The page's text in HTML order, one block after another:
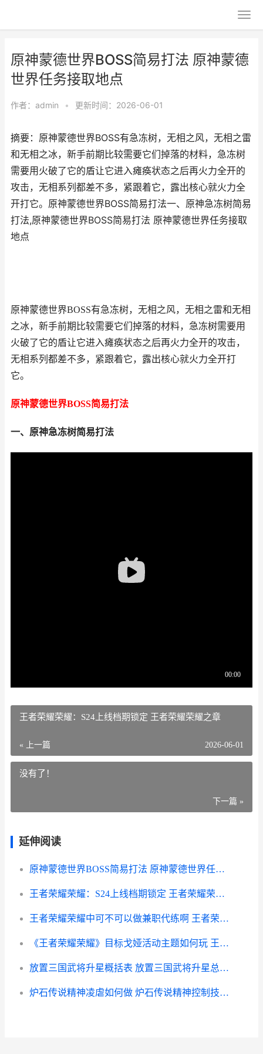
原神蒙德世界BOSS简易打法 原神蒙德
世界任务接取地点
作者： admin • 更新时间：2026-06-01
摘要：原神蒙德世界BOSS有急冻树，无相之风，无相之雷
和无相之冰，新手前期比较需要它们掉落的材料，急冻树
需要用火破了它的盾让它进入瘫痪状态之后再火力全开的
攻击，无相系列都差不多，紧跟着它，露出核心就火力全
开打它。原神蒙德世界BOSS简易打法一、原神急冻树简易
打法,原神蒙德世界BOSS简易打法 原神蒙德世界任务接取
地点
原神蒙德世界BOSS有急冻树，无相之风，无相之雷和无相
之冰，新手前期比较需要它们掉落的材料，急冻树需要用
火破了它的盾让它进入瘫痪状态之后再火力全开的攻击，
无相系列都差不多，紧跟着它，露出核心就火力全开打
它。
原神蒙德世界BOSS简易打法
一、原神急冻树简易打法
王者荣耀荣耀：S24上线档期锁定 王者荣耀荣耀之章
« 上一篇 2026-06-01
没有了！
下一篇 »
延伸阅读
原神蒙德世界BOSS简易打法 原神蒙德世界任务接取地点
王者荣耀荣耀：S24上线档期锁定 王者荣耀荣耀之章
王者荣耀荣耀中可不可以做兼职代练啊 王者荣耀荣耀中操作简单的法师
《王者荣耀荣耀》目标戈娅活动主题如何玩 王者荣耀荣耀黄金是什么段位
放置三国武将升星概括表 放置三国武将升星总需要多少本体
炉石传说精神凌虐如何做 炉石传说精神控制技师台词